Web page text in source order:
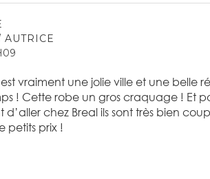
AUTRICE
vraiment une jolie ville et une belle
! Cette robe un gros craquage ! Et
d’aller chez Breal ils sont très bien
petits prix !